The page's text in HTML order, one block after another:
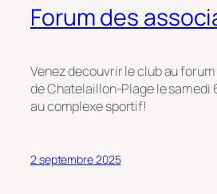
Forum des
Venez decouvrir le club au
de Chatelaillon-Plage le samedi
au complexe sportif!
2 septembre 2025